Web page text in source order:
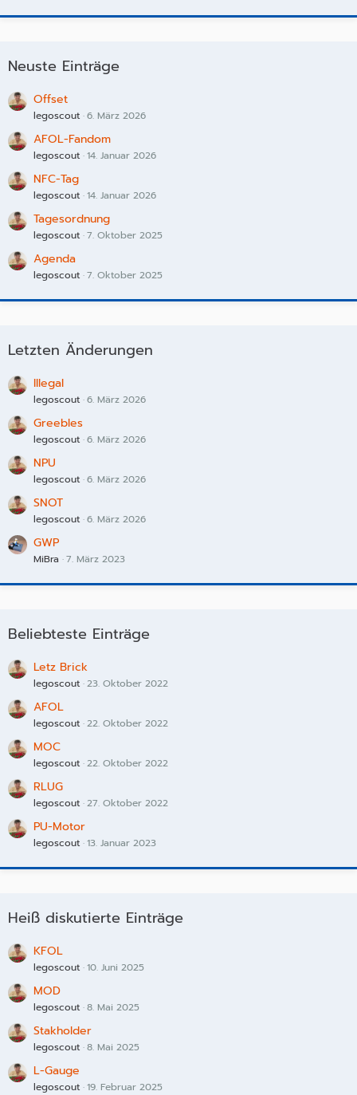
Neuste Einträge
Offset
legoscout 6. März 2026
AFOL-Fandom
legoscout 14. Januar 2026
NFC-Tag
legoscout 14. Januar 2026
Tagesordnung
legoscout 7. Oktober 2025
Agenda
legoscout 7. Oktober 2025
Letzten Änderungen
Illegal
legoscout 6. März 2026
Greebles
legoscout 6. März 2026
NPU
legoscout 6. März 2026
SNOT
legoscout 6. März 2026
GWP
MiBra 7. März 2023
Beliebteste Einträge
Letz Brick
legoscout 23. Oktober 2022
AFOL
legoscout 22. Oktober 2022
MOC
legoscout 22. Oktober 2022
RLUG
legoscout 27. Oktober 2022
PU-Motor
legoscout 13. Januar 2023
Heiß diskutierte Einträge
KFOL
legoscout 10. Juni 2025
MOD
legoscout 8. Mai 2025
Stakholder
legoscout 8. Mai 2025
L-Gauge
legoscout 19. Februar 2025